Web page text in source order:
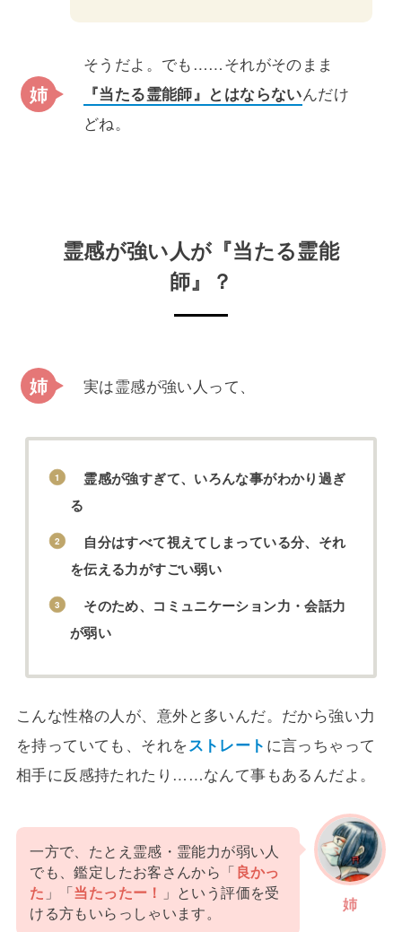
そうだよ。でも……それがそのまま
『当たる霊能師』とはならないんだけ
どね。
霊感が強い人が『当たる霊能
師』？
実は霊感が強い人って、
霊感が強すぎて、いろんな事がわかり過ぎ
る
自分はすべて視えてしまっている分、それ
を伝える力がすごい弱い
そのため、コミュニケーション力・会話力
が弱い
こんな性格の人が、意外と多いんだ。だから強い力
を持っていても、それをストレート に言っちゃって
相手に反感持たれたり……なんて事もあるんだよ。
姉
一方で、たとえ霊感・霊能力が弱い人
でも、鑑定したお客さんから「良かっ
た 」「当たったー！ 」という評価を受
ける方もいらっしゃいます。